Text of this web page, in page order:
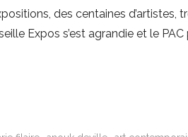
des centaines d’artistes,
Expos s’est agrandie et le